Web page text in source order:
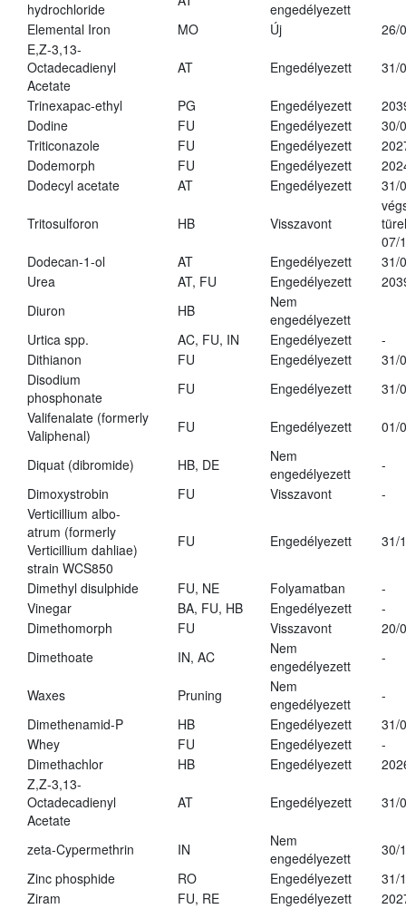
hydrochloride
engedélyezett
Elemental Iron
MO Új
26/
E,Z-3,13-
Octadecadienyl
Acetate
AT Engedélyezett 31/
Trinexapac-ethyl PG Engedélyezett
Dodine
FU Engedélyezett
30/
Triticonazole
FU Engedélyezett
Dodemorph
FU Engedélyezett
Dodecyl acetate
AT Engedélyezett 31/
Tritosulforon HB Visszavont
07/
Dodecan-1-ol
AT Engedélyezett
31/
Urea
AT, FU Engedélyezett
Diuron
HB
Nem
engedélyezett
Urtica spp.
AC, FU, IN Engedélyezett
-
Dithianon
FU Engedélyezett
31/
Disodium
phosphonate
FU Engedélyezett
31/
Valifenalate (formerly
Valiphenal)
FU Engedélyezett 01/
Diquat (dibromide) HB, DE
Nem
engedélyezett
-
Dimoxystrobin
FU Visszavont
-
Verticillium albo-
atrum (formerly
Verticillium dahliae)
strain WCS850
FU Engedélyezett 31/
Dimethyl disulphide FU, NE Folyamatban
-
Vinegar
BA, FU, HB Engedélyezett
-
Dimethomorph
FU Visszavont
20/
Dimethoate
IN, AC
Nem
engedélyezett
-
Waxes Pruning
Nem
engedélyezett
-
Dimethenamid-P
HB Engedélyezett
31/
Whey
FU Engedélyezett
-
Dimethachlor
HB Engedélyezett
Z,Z-3,13-
Octadecadienyl
Acetate
AT Engedélyezett 31/
zeta-Cypermethrin IN
Nem
engedélyezett
30/
Zinc phosphide
RO Engedélyezett
31/
Ziram
FU, RE Engedélyezett